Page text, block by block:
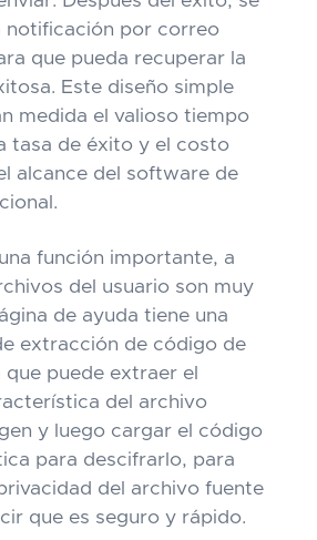
notificación por correo
que pueda recuperar la
Este diseño simple
medida el valioso tiempo
tasa de éxito y el costo
alcance del software de
función importante, a
del usuario son muy
de ayuda tiene una
extracción de código de
puede extraer el
del archivo
y luego cargar el código
para descifrarlo, para
del archivo fuente
que es seguro y rápido.